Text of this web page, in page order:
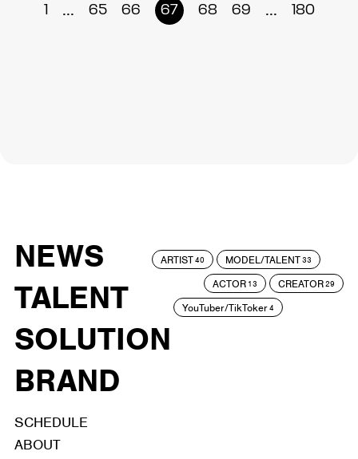
1 ... 65 66 67 68 69 ... 180
NEWS
TALENT
SOLUTION
BRAND
ARTIST40 MODEL/TALENT33
ACTOR 13 CREATOR29
YouTuber/TikToker4
SCHEDULE
ABOUT